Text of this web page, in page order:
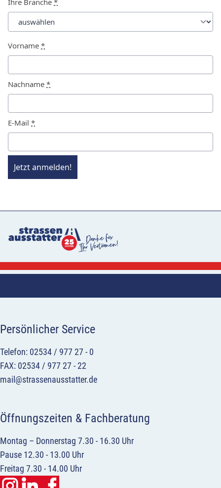
Vorname *
Nachname *
E-Mail *
Jetzt anmelden!
Persönlicher Service
Telefon: 02534 / 977 27 - 0
FAX: 02534 / 977 27 - 22
mail@strassenausstatter.de
Öffnungszeiten & Fachberatung
Montag – Donnerstag 7.30 - 16.30 Uhr
Pause 12.30 - 13.00 Uhr
Freitag 7.30 - 14.00 Uhr